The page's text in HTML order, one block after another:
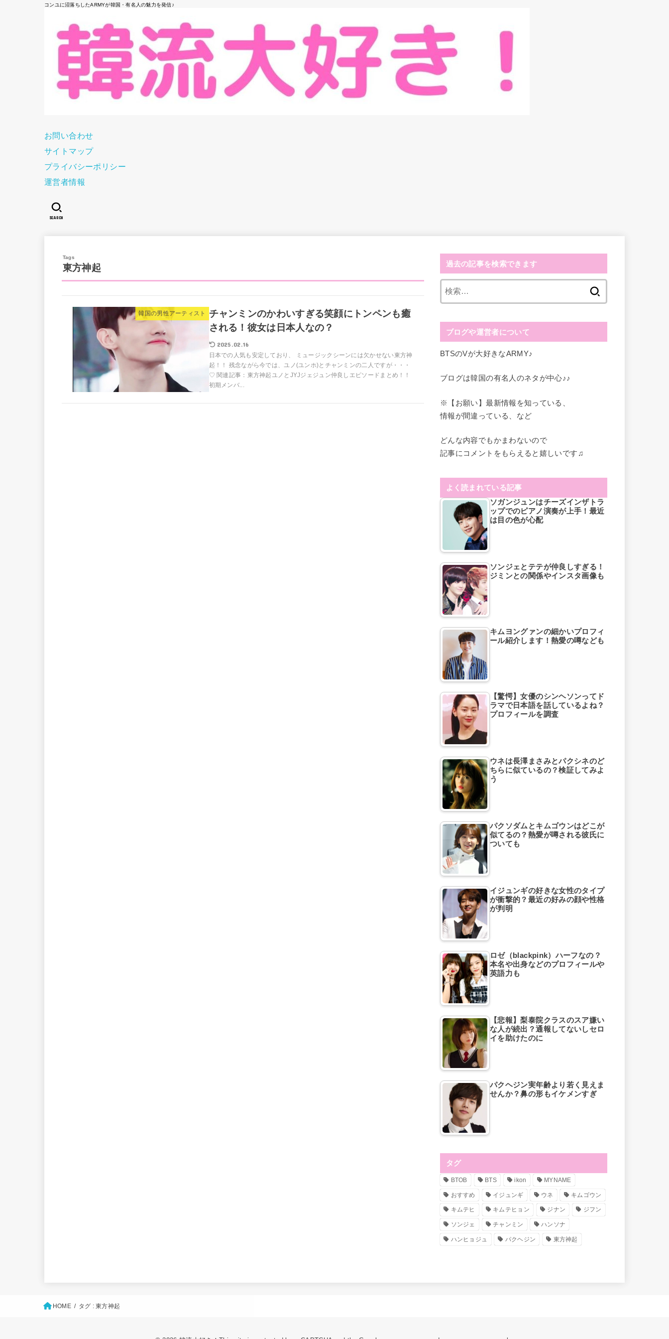
コンユに沼落ちしたARMYが韓国・有名人の魅力を発信♪
お問い合わせ
サイトマップ
プライバシーポリシー
運営者情報
SEARCH
東方神起
韓国の男性アーティスト
チャンミンのかわいすぎる笑顔にトンペンも癒
される！彼女は日本人なの？
2025.02.16
日本での人気も安定しており、 ミュージックシーンには欠かせない東方神
起！！ 残念ながら今では、ユノ(ユンホ)とチャンミンの二人ですが・・・
♡ 関連記事：東方神起ユノとJYJジェジュン仲良しエピソードまとめ！！
初期メンバ...
過去の記事を検索できます
ブログや運営者について
BTSのVが大好きなARMY♪
ブログは韓国の有名人のネタが中心♪♪
※【お願い】最新情報を知っている、
情報が間違っている、など
どんな内容でもかまわないので
記事にコメントをもらえると嬉しいです♫
よく読まれている記事
ソガンジュンはチーズインザトラ
ップでのピアノ演奏が上手！最近
は目の色が心配
ソンジェとテテが仲良しすぎる！
ジミンとの関係やインスタ画像も
キムヨングァンの細かいプロフィ
ール紹介します！熱愛の噂なども
【驚愕】女優のシンヘソンってド
ラマで日本語を話しているよね？
プロフィールを調査
ウネは長澤まさみとパクシネのど
ちらに似ているの？検証してみよ
う
パクソダムとキムゴウンはどこが
似てるの？熱愛が噂される彼氏に
ついても
イジュンギの好きな女性のタイプ
が衝撃的？最近の好みの顔や性格
が判明
ロゼ（blackpink）ハーフなの？
本名や出身などのプロフィールや
英語力も
【悲報】梨泰院クラスのスア嫌い
な人が続出？通報してないしセロ
イを助けたのに
パクヘジン実年齢より若く見えま
せんか？鼻の形もイケメンすぎ
タグ
BTOB BTS ikon MYNAME
おすすめ イジュンギ ウネ キムゴウン
キムテヒ キムテヒョン ジナン ジフン
ソンジェ チャンミン ハンソナ
ハンヒョジュ パクヘジン 東方神起
HOME タグ : 東方神起